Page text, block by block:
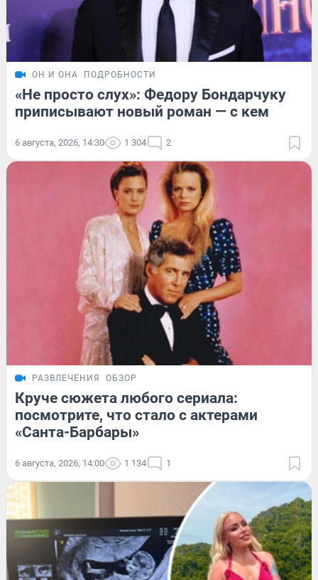
ОН И ОНА ПОДРОБНОСТИ
«Не просто слух»: Федору Бондарчуку
приписывают новый роман — с кем
6 августа, 2026, 14:30 1 304 2
РАЗВЛЕЧЕНИЯ ОБЗОР
Круче сюжета любого сериала:
посмотрите, что стало с актерами
«Санта-Барбары»
6 августа, 2026, 14:00 1 134 1